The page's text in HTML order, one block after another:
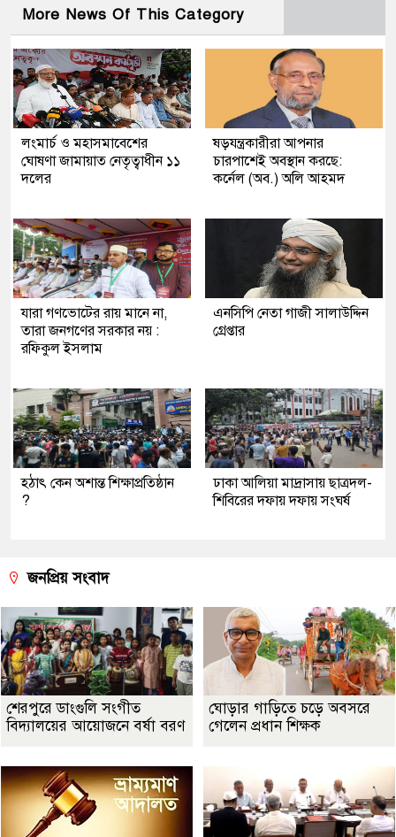
More News Of This Category
লংমার্চ ও মহাসমাবেশের
ঘোষণা জামায়াত নেতৃত্বাধীন ১১
দলের
ষড়যন্ত্রকারীরা আপনার
চারপাশেই অবস্থান করছে:
কর্নেল (অব.) অলি আহমদ
যারা গণভোটের রায় মানে না,
তারা জনগণের সরকার নয় :
রফিকুল ইসলাম
এনসিপি নেতা গাজী সালাউদ্দিন
গ্রেপ্তার
হঠাৎ কেন অশান্ত শিক্ষাপ্রতিষ্ঠান
?
ঢাকা আলিয়া মাদ্রাসায় ছাত্রদল-
শিবিরের দফায় দফায় সংঘর্ষ
জনপ্রিয় সংবাদ
শেরপুরে ডাংগুলি সংগীত
বিদ্যালয়ের আয়োজনে বর্ষা বরণ
ঘোড়ার গাড়িতে চড়ে অবসরে
গেলেন প্রধান শিক্ষক